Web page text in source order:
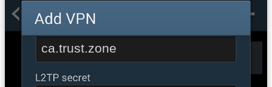
ca.trust.zone